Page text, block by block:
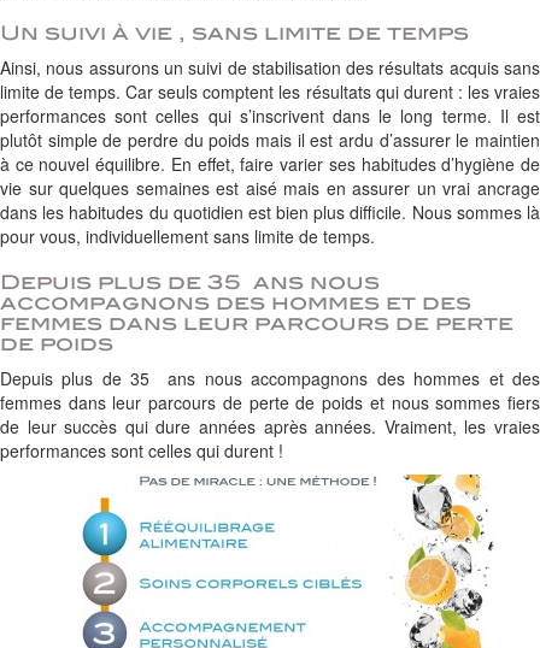
Un suivi à vie , sans limite de temps
Ainsi, nous assurons un suivi de stabilisation des résultats acquis sans
limite de temps. Car seuls comptent les résultats qui durent : les vraies
performances sont celles qui s’inscrivent dans le long terme. Il est
plutôt simple de perdre du poids mais il est ardu d’assurer le maintien
à ce nouvel équilibre. En effet, faire varier ses habitudes d’hygiène de
vie sur quelques semaines est aisé mais en assurer un vrai ancrage
dans les habitudes du quotidien est bien plus difficile. Nous sommes là
pour vous, individuellement sans limite de temps.
Depuis plus de 35 ans nous
accompagnons des hommes et des
femmes dans leur parcours de perte
de poids
Depuis plus de 35 ans nous accompagnons des hommes et des
femmes dans leur parcours de perte de poids et nous sommes fiers
de leur succès qui dure années après années. Vraiment, les vraies
performances sont celles qui durent !